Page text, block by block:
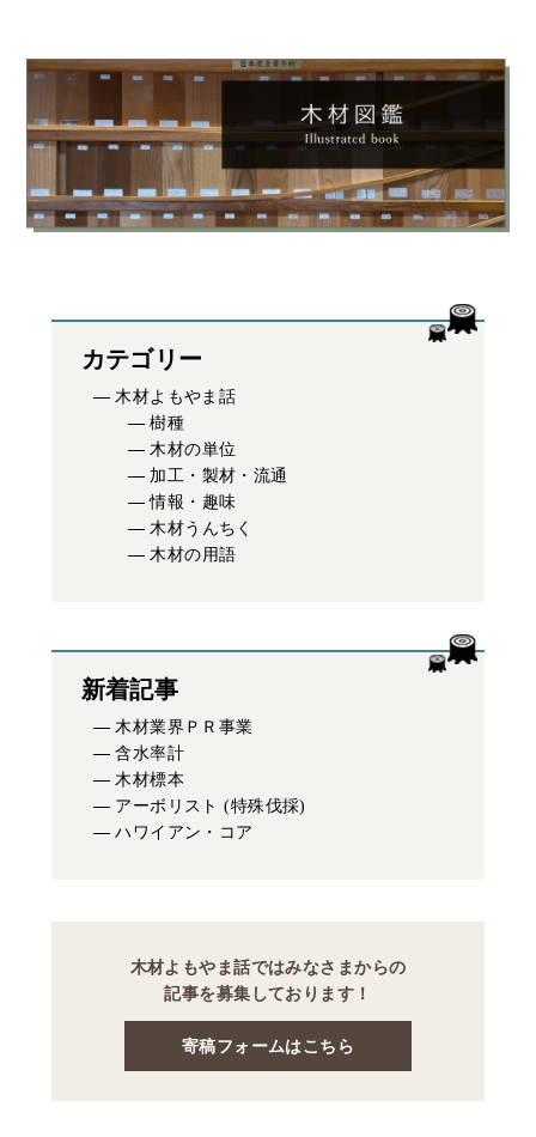
カテゴリー
木材よもやま話
樹種
木材の単位
加工・製材・流通
情報・趣味
木材うんちく
木材の用語
新着記事
木材業界ＰＲ事業
含水率計
木材標本
アーボリスト (特殊伐採)
ハワイアン・コア
木材よもやま話ではみなさまからの
記事を募集しております！
寄稿フォームはこちら